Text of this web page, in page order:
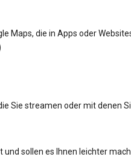
Maps, die in Apps oder
Sie streamen oder mit denen
sollen es Ihnen leichter